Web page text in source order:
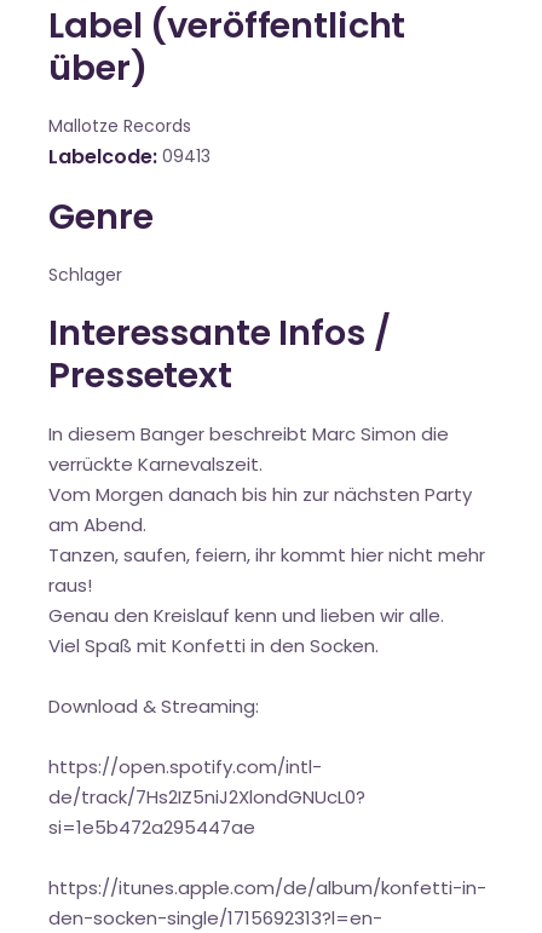
Label (veröffentlicht
über)
Mallotze Records
Labelcode 09413
Genre
Schlager
Interessante Infos /
Pressetext
In diesem Banger beschreibt Marc Simon die
verrückte Karnevalszeit.
Vom Morgen danach bis hin zur nächsten Party
am Abend.
Tanzen, saufen, feiern, ihr kommt hier nicht mehr
raus!
Genau den Kreislauf kenn und lieben wir alle.
Viel Spaß mit Konfetti in den Socken.
Download & Streaming:
https://open.spotify.com/intl-
de/track/7Hs2IZ5niJ2XlondGNUcL0?
si=1e5b472a295447ae
https://itunes.apple.com/de/album/konfetti-in-
den-socken-single/1715692313?l=en-